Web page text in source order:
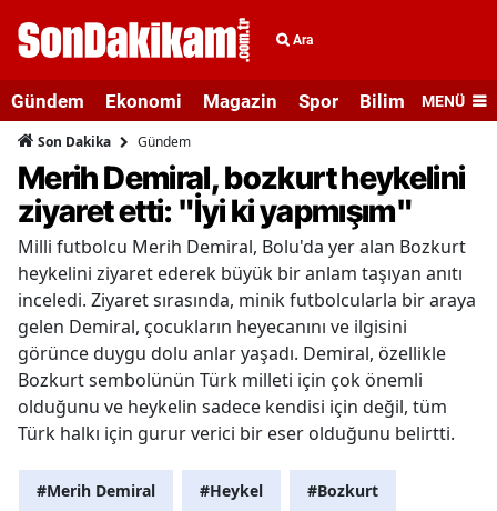
Ara
Gündem Ekonomi Magazin Spor Bilim veMENÜ
Son Dakika Gündem
Merih Demiral, bozkurt heykelini
ziyaret etti: "İyi ki yapmışım"
Milli futbolcu Merih Demiral, Bolu'da yer alan Bozkurt
heykelini ziyaret ederek büyük bir anlam taşıyan anıtı
inceledi. Ziyaret sırasında, minik futbolcularla bir araya
gelen Demiral, çocukların heyecanını ve ilgisini
görünce duygu dolu anlar yaşadı. Demiral, özellikle
Bozkurt sembolünün Türk milleti için çok önemli
olduğunu ve heykelin sadece kendisi için değil, tüm
Türk halkı için gurur verici bir eser olduğunu belirtti.
#Merih Demiral #Heykel #Bozkurt